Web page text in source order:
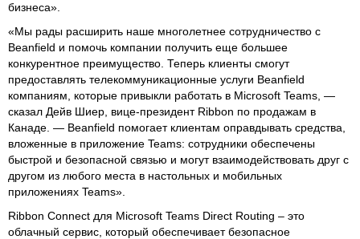
бизнеса».
«Мы рады расширить наше многолетнее сотрудничество с
Beanfield и помочь компании получить еще большее
конкурентное преимущество. Теперь клиенты смогут
предоставлять телекоммуникационные услуги Beanfield
компаниям, которые привыкли работать в Microsoft Teams, —
сказал Дейв Шиер, вице-президент Ribbon по продажам в
Канаде. — Beanfield помогает клиентам оправдывать средства,
вложенные в приложение Teams: сотрудники обеспечены
быстрой и безопасной связью и могут взаимодействовать друг с
другом из любого места в настольных и мобильных
приложениях Teams».
Ribbon Connect для Microsoft Teams Direct Routing – это
облачный сервис, который обеспечивает безопасное